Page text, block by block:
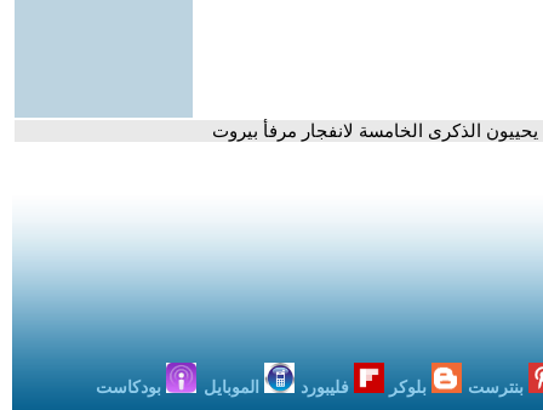
الذكرى الخامسة لانفجار مرفأ بيروت
بنترست بلوكر فليبورد الموبايل بودكاست